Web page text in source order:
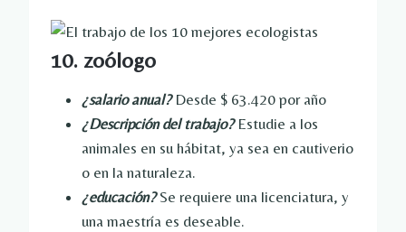
10. zoólogo
¿salario anual?Desde $ 63.420 por año
¿Descripción del trabajo? Estudie a los
animales en su hábitat, ya sea en cautiverio
o en la naturaleza.
¿educación?Se requiere una licenciatura, y
una maestría es deseable.